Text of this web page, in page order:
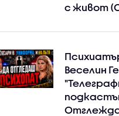
с живот
Веселин